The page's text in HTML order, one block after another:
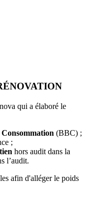
qui a élaboré le
(BBC) ;
;
hors audit dans la
l’audit.
afin d'alléger le poids